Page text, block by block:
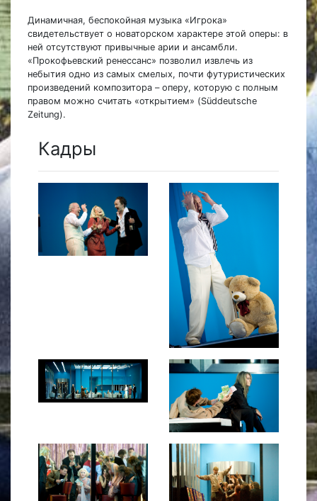
Динамичная, беспокойная музыка «Игрока»
свидетельствует о новаторском характере этой оперы: в
ней отсутствуют привычные арии и ансамбли.
«Прокофьевский ренессанс» позволил извлечь из
небытия одно из самых смелых, почти футуристических
произведений композитора – оперу, которую с полным
правом можно считать «открытием» (Süddeutsche
Zeitung).
Кадры